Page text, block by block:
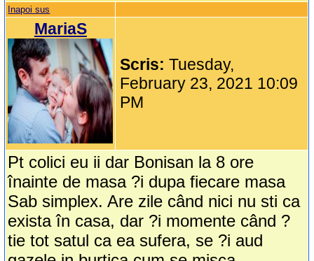
Inapoi sus
MariaS
Scris:Tuesday,
February 23, 2021 10:09
PM
Pt colici eu ii dar Bonisan la 8 ore
înainte de masa ?i dupa fiecare masa
Sab simplex. Are zile când nici nu sti ca
exista în casa, dar ?i momente când ?
tie tot satul ca ea sufera, se ?i aud